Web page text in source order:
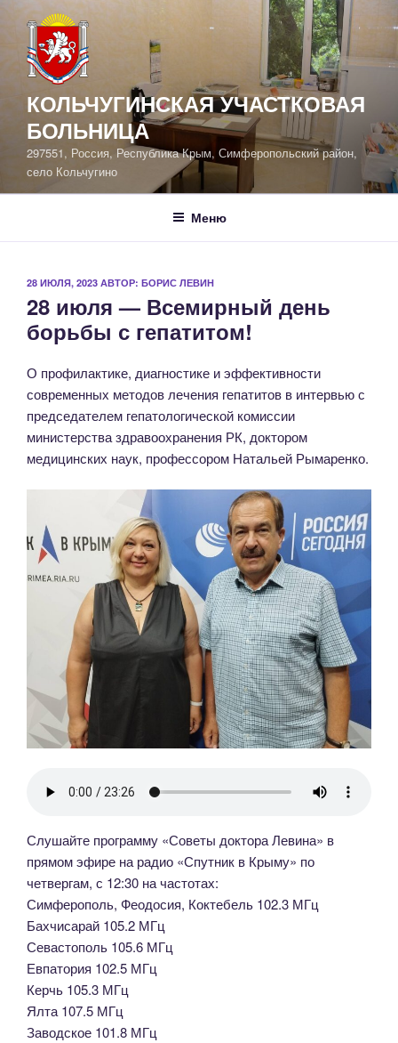
Перейти
содержимому
КОЛЬЧУГИНСКАЯ УЧАСТКОВАЯ
БОЛЬНИЦА
297551, Россия, Республика Крым, Симферопольский район,
село Кольчугино
Меню
ОПУБЛИКОВАНО
28 ИЮЛЯ, 2023 АВТОР: БОРИС ЛЕВИН
28 июля — Всемирный день
борьбы с гепатитом!
О профилактике, диагностике и эффективности
современных методов лечения гепатитов в интервью с
председателем гепатологической комиссии
министерства здравоохранения РК, доктором
медицинских наук, профессором Натальей Рымаренко.
Слушайте программу «Советы доктора Левина» в
прямом эфире на радио «Спутник в Крыму» по
четвергам, с 12:30 на частотах:
Симферополь, Феодосия, Коктебель 102.3 МГц
Бахчисарай 105.2 МГц
Севастополь 105.6 МГц
Евпатория 102.5 МГц
Керчь 105.3 МГц
Ялта 107.5 МГц
Заводское 101.8 МГц